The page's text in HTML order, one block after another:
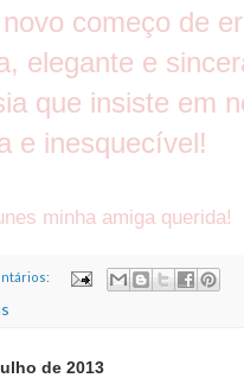
começo de
elegante e
que insiste em
e inesquecível!
minha amiga querida!
de 2013